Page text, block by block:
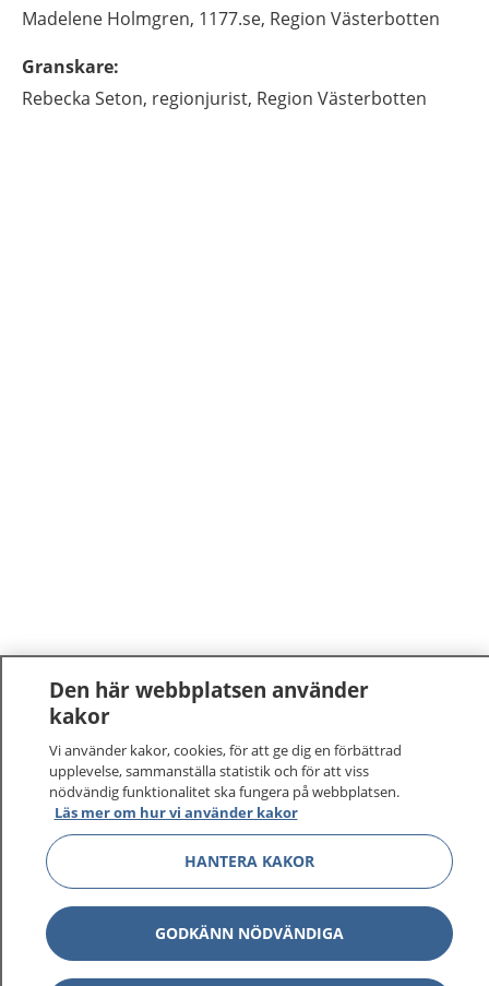
Madelene Holmgren, 1177.se, Region Västerbotten
Granskare:
Rebecka Seton, regionjurist, Region Västerbotten
1177 – tryggt om din hälsa och vård
På 1177.se får du råd om hälsa och information om
sjukdomar och vilka mottagningar du kan kontakta.
Logga in för att läsa din journal och göra dina
vårdärenden. Ring telefonnummer 1177 för
sjukvårdsrådgivning dygnet runt.
1177 ger dig råd när du vill må bättre.
Den här webbplatsen använder
kakor
Vi använder kakor, cookies, för att ge dig en förbättrad
upplevelse, sammanställa statistik och för att viss
nödvändig funktionalitet ska fungera på webbplatsen.
Läs mer om hur vi använder kakor
HANTERA KAKOR
GODKÄNN NÖDVÄNDIGA